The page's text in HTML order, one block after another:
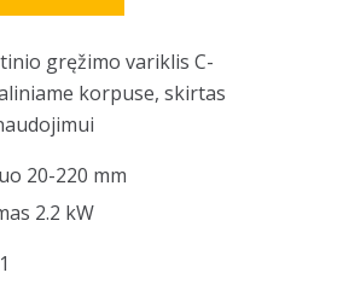
gręžimo variklis C-
korpuse, skirtas
20-220 mm
2.2 kW